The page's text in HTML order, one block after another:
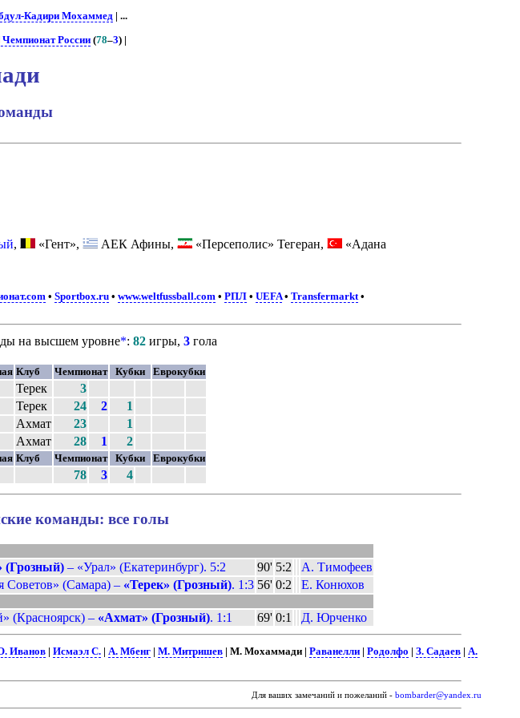
Кадири Мохаммед| ...
Чемпионат России(78–3) |
, «Гент», АЕК Афины, «Персеполис» Тегеран,
«Адана
• Sportbox.ru• www.weltfussball.com• РПЛ• UEFA• Transfermarkt•
на высшем уровне*: 82игры, 3гола
Клуб Чемпионат Кубки Еврокубки
Терек
3
Терек 24 2
1
Ахмат 23
1
Ахмат 28 1 2
Клуб Чемпионат Кубки Еврокубки
78 3 4
команды: все голы
(Грозный) – «Урал» (Екатеринбург). 5:2 90' 5:2
А. Тимофеев
Советов» (Самара) – «Терек» (Грозный). 1:3 56' 0:2 Е. Конюхов
(Красноярск) – «Ахмат» (Грозный). 1:1 69' 0:1 Д. Юрченко
Иванов| Исмаэл С.| А. Мбенг| М. Митришев| М. Мохаммади | Раванелли| Родолфо З. Садаев| А.
Для ваших замечаний и пожеланий - bombarder@yandex.ru